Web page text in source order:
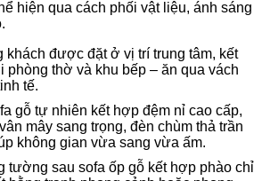
hiện qua cách phối vật liệu, ánh sáng
khách được đặt ở vị trí trung tâm, kết
phòng thờ và khu bếp – ăn qua vách
tế.
gỗ tự nhiên kết hợp đệm nỉ cao cấp,
mây sang trọng, đèn chùm thả trần
không gian vừa sang vừa ấm.
tường sau sofa ốp gỗ kết hợp phào chỉ